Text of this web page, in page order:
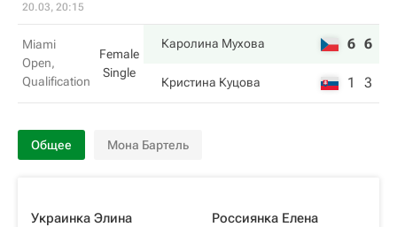
20.03, 20:15
Miami
Open,
Qualification
Female
Single
Каролина Мухова 6 6
Кристина Куцова 1 3
Общее Мона Бартель
Украинка Элина
Россиянка Елена